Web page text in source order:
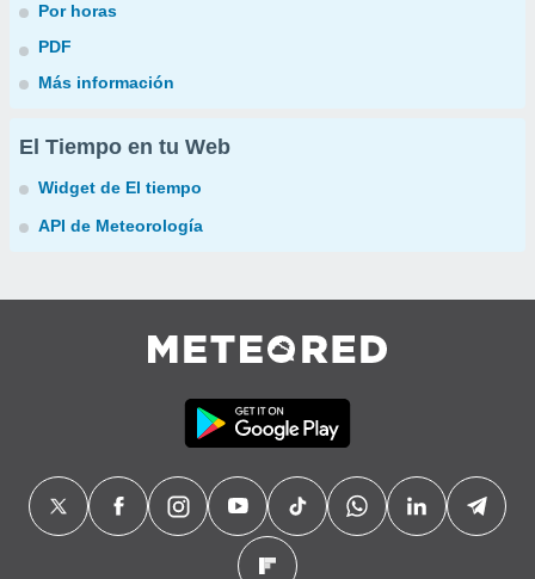
Por horas
PDF
Más información
El Tiempo en tu Web
Widget de El tiempo
API de Meteorología